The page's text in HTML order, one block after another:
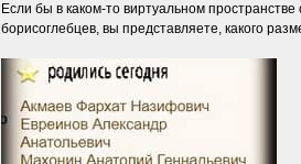
Если бы в каком-то виртуальном
борисоглебцев, вы представляете, какого